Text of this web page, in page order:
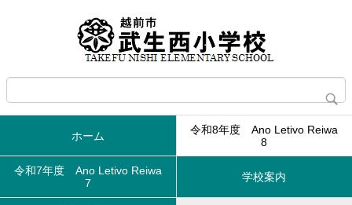
ホーム
令和8年度 Ano Letivo Reiwa
8
令和7年度 Ano Letivo Reiwa
7
学校案内